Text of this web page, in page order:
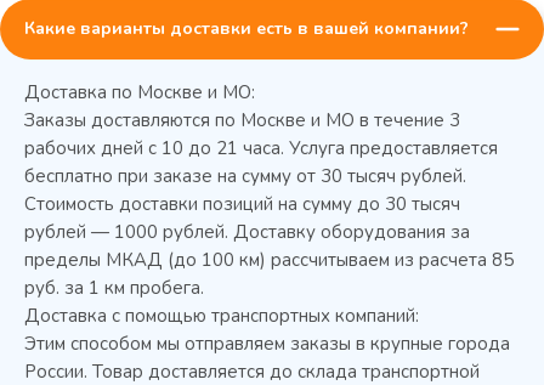
Колода разрубочная КР-5/5
Какие варианты доставки есть в вашей компании?
Доставка по Москве и МО:
Заказы доставляются по Москве и МО в течение 3
рабочих дней с 10 до 21 часа. Услуга предоставляется
бесплатно при заказе на сумму от 30 тысяч рублей.
Стоимость доставки позиций на сумму до 30 тысяч
рублей — 1000 рублей. Доставку оборудования за
пределы МКАД (до 100 км) рассчитываем из расчета 85
руб. за 1 км пробега.
Доставка с помощью транспортных компаний:
Этим способом мы отправляем заказы в крупные города
России. Товар доставляется до склада транспортной